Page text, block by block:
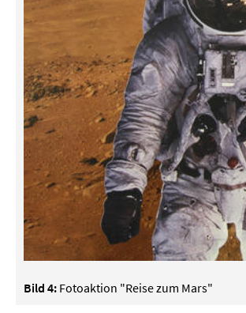
Bild 4: Fotoaktion "Reise zum Mars"